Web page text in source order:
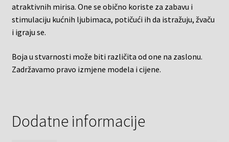
atraktivnih mirisa. One se obično koriste za zabavu i
stimulaciju kućnih ljubimaca, potičući ih da istražuju, žvaču
i igraju se.
Boja u stvarnosti može biti različita od one na zaslonu.
Zadržavamo pravo izmjene modela i cijene.
Dodatne informacije